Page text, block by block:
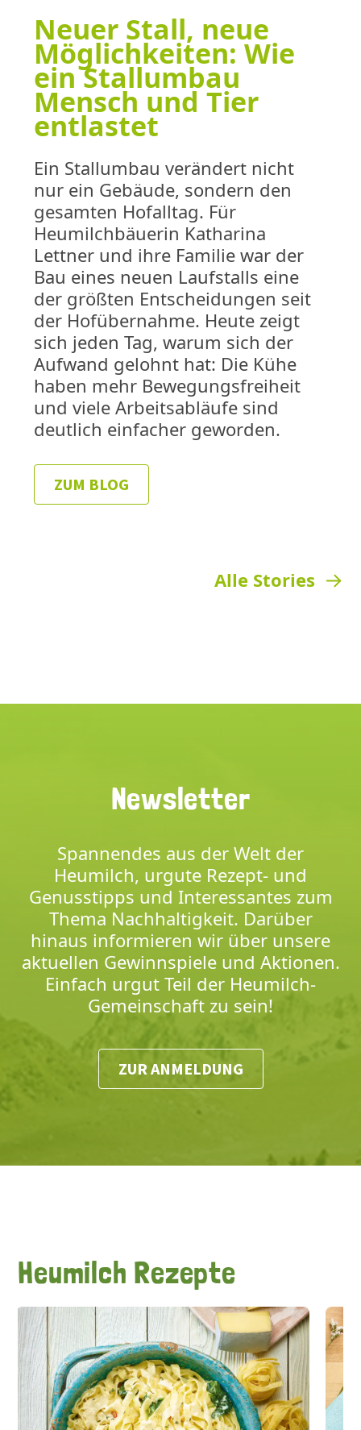
Neuer Stall, neue
Möglichkeiten: Wie
ein Stallumbau
Mensch und Tier
entlastet
Ein Stallumbau verändert nicht
nur ein Gebäude, sondern den
gesamten Hofalltag. Für
Heumilchbäuerin Katharina
Lettner und ihre Familie war der
Bau eines neuen Laufstalls eine
der größten Entscheidungen seit
der Hofübernahme. Heute zeigt
sich jeden Tag, warum sich der
Aufwand gelohnt hat: Die Kühe
haben mehr Bewegungsfreiheit
und viele Arbeitsabläufe sind
deutlich einfacher geworden.
ZUM BLOG
Alle Stories
Newsletter
Spannendes aus der Welt der
Heumilch, urgute Rezept- und
Genusstipps und Interessantes zum
Thema Nachhaltigkeit. Darüber
hinaus informieren wir über unsere
aktuellen Gewinnspiele und Aktionen.
Einfach urgut Teil der Heumilch-
Gemeinschaft zu sein!
ZUR ANMELDUNG
Heumilch Rezepte